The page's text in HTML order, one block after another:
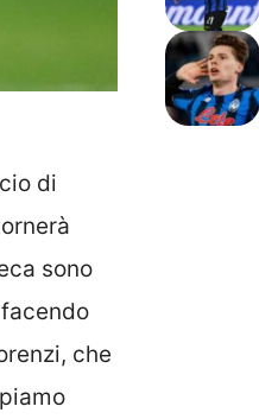
di
sono
che